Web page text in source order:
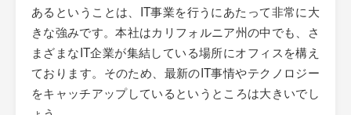
あるということは、IT事業を行うにあたって非常に大
きな強みです。本社はカリフォルニア州の中でも、さ
まざまなIT企業が集結している場所にオフィスを構え
ております。そのため、最新のIT事情やテクノロジー
をキャッチアップしているというところは大きいでし